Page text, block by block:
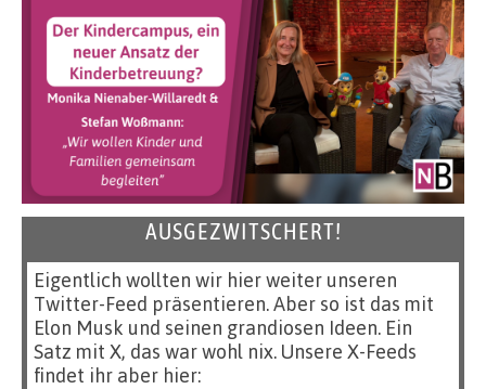
AUSGEZWITSCHERT!
Eigentlich wollten wir hier weiter unseren
Twitter-Feed präsentieren. Aber so ist das mit
Elon Musk und seinen grandiosen Ideen. Ein
Satz mit X, das war wohl nix. Unsere X-Feeds
findet ihr aber hier: